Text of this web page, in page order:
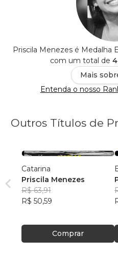
Priscila Menezes é Medalha
com um total de
Mais
Entenda o nosso
Outros Títulos de
Catarina
Priscila Menezes
R$ 63,91
R$ 50,59
Comprar